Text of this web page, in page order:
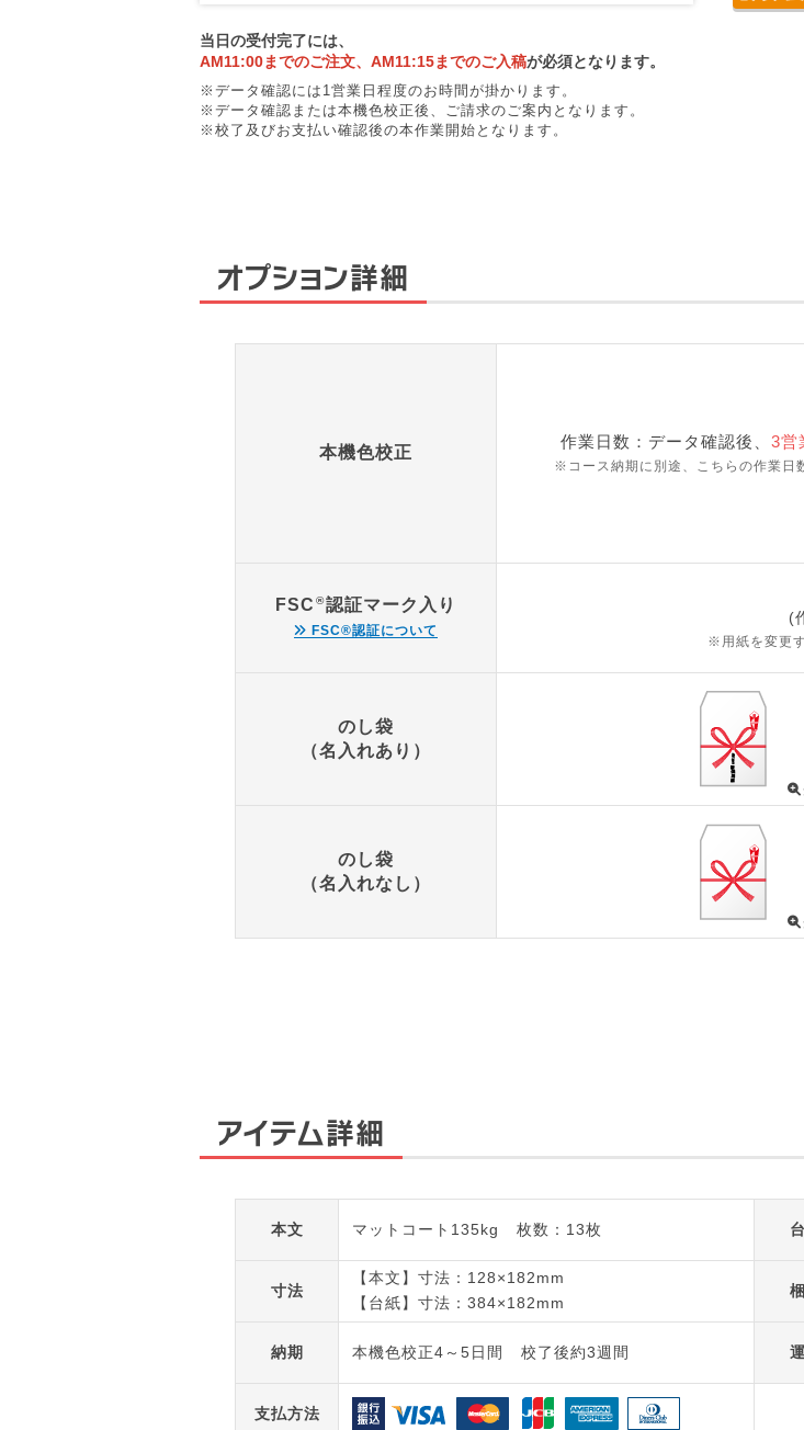
当日の受付完了には、
AM11:00までのご注文、AM11:15までのご入稿が必須となります。
データ確認には1営業日程度のお時間が掛かります。
データ確認または本機色校正後、ご請求のご案内となります。
校了及びお支払い確認後の本作業開始となります。
オプション詳細
本機色校正
作業日数：データ確認後、 3営
※コース納期に別途、こちらの作業日
FSC ®認証マーク入り
FSC®認証について
(
※用紙を変更
のし袋
（名入れあり）
のし袋
（名入れなし）
アイテム詳細
本文 マットコート135kg 枚数：13枚
寸法
【本文】寸法：128×182mm
【台紙】寸法：384×182mm
納期 本機色校正4～5日間 校了後約3週間
支払方法